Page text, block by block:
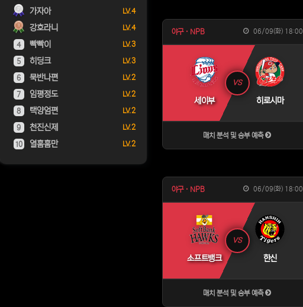
야구 · NPB 06/09(화) 18:00
세이부
VS
히로시마
매치 분석 및 승부 예측
야구 · NPB 06/09(화) 18:00
소프트뱅크
VS
한신
매치 분석 및 승부 예측
가자아 LV. 4
강호라니 LV. 4
4 빡빡이 LV. 3
5 히딩크 LV. 3
6 묵반나편 LV. 2
7 임평정도 LV. 2
8 택양엄편 LV. 2
9 천진신제 LV. 2
10 열훔훔만 LV. 2